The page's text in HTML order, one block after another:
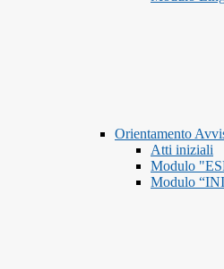
Orientamento
Atti iniziali
Modulo
Modulo